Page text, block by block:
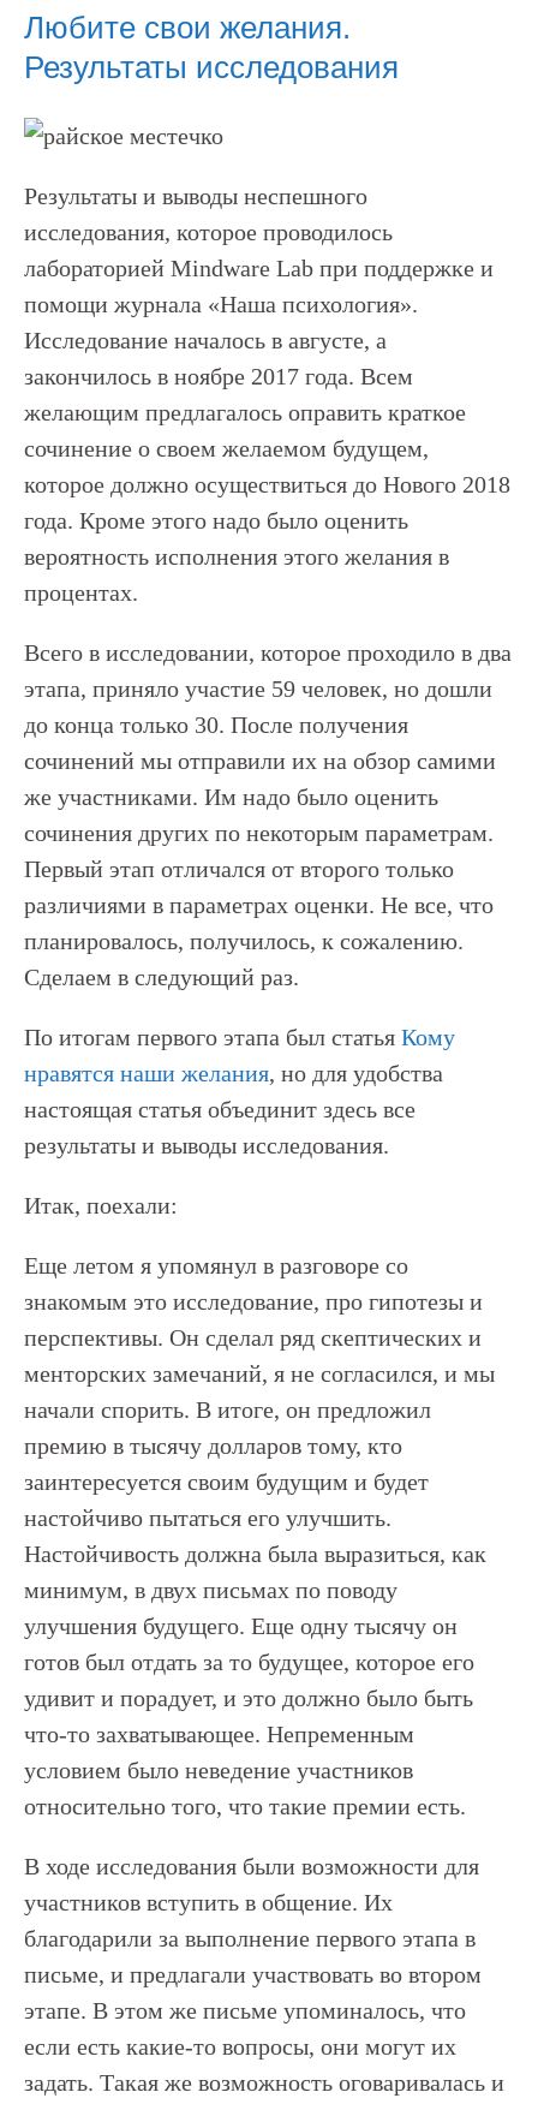
Любите свои желания.
Результаты исследования
Результаты и выводы неспешного
исследования, которое проводилось
лабораторией Mindware Lab при поддержке и
помощи журнала «Наша психология».
Исследование началось в августе, а
закончилось в ноябре 2017 года. Всем
желающим предлагалось оправить краткое
сочинение о своем желаемом будущем,
которое должно осуществиться до Нового 2018
года. Кроме этого надо было оценить
вероятность исполнения этого желания в
процентах.
Всего в исследовании, которое проходило в два
этапа, приняло участие 59 человек, но дошли
до конца только 30. После получения
сочинений мы отправили их на обзор самими
же участниками. Им надо было оценить
сочинения других по некоторым параметрам.
Первый этап отличался от второго только
различиями в параметрах оценки. Не все, что
планировалось, получилось, к сожалению.
Сделаем в следующий раз.
По итогам первого этапа был статья Кому
нравятся наши желания, но для удобства
настоящая статья объединит здесь все
результаты и выводы исследования.
Итак, поехали:
Еще летом я упомянул в разговоре со
знакомым это исследование, про гипотезы и
перспективы. Он сделал ряд скептических и
менторских замечаний, я не согласился, и мы
начали спорить. В итоге, он предложил
премию в тысячу долларов тому, кто
заинтересуется своим будущим и будет
настойчиво пытаться его улучшить.
Настойчивость должна была выразиться, как
минимум, в двух письмах по поводу
улучшения будущего. Еще одну тысячу он
готов был отдать за то будущее, которое его
удивит и порадует, и это должно было быть
что-то захватывающее. Непременным
условием было неведение участников
относительно того, что такие премии есть.
В ходе исследования были возможности для
участников вступить в общение. Их
благодарили за выполнение первого этапа в
письме, и предлагали участвовать во втором
этапе. В этом же письме упоминалось, что
если есть какие-то вопросы, они могут их
задать. Такая же возможность оговаривалась и